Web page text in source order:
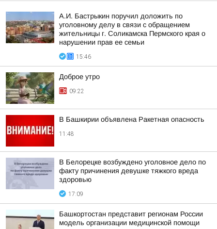
А.И. Бастрыкин поручил доложить по
уголовному делу в связи с обращением
жительницы г. Соликамска Пермского края о
нарушении прав ее семьи
15:46
Доброе утро
09:22
В Башкирии объявлена Ракетная опасность
11:48
В Белорецке возбуждено уголовное дело по
факту причинения девушке тяжкого вреда
здоровью
17:09
Башкортостан представит регионам России
модель организации медицинской помощи